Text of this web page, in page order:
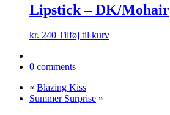
Lipstick – DK/Mohair
kr. 240 Tilføj til kurv
0 comments
« Blazing Kiss
Summer Surprise »